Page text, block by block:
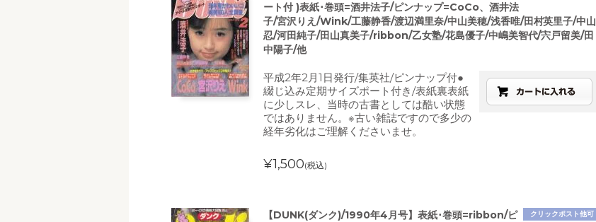
ート付 )表紙･巻頭=酒井法子/ピンナップ=CoCo、酒井法
子/宮沢りえ/Wink/工藤静香/渡辺満里奈/中山美穂/浅香唯/田村英里子/中山
忍/河田純子/田山真美子/ribbon/乙女塾/花島優子/中嶋美智代/宍戸留美/田
中陽子/他
平成2年2月1日発行/集英社/ピンナップ付●
綴じ込み定期サイズポート付き/表紙裏表紙
に少しスレ、当時の古書としては酷い状態
ではありません。※古い雑誌ですので多少の
経年劣化はご理解くださいませ。
¥1,500(税込)
クリックポスト他可
【DUNK(ダンク)/1990年4月号】表紙･巻頭=ribbon/ピ